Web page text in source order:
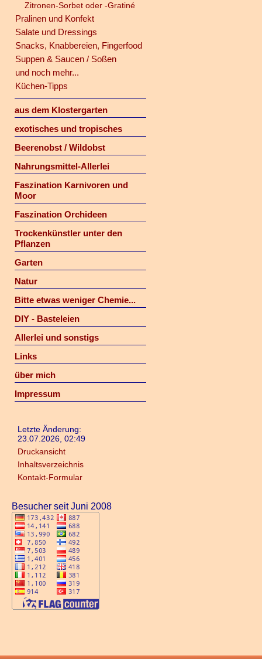
Zitronen-Sorbet oder -Gratiné
Pralinen und Konfekt
Salate und Dressings
Snacks, Knabbereien, Fingerfood
Suppen & Saucen / Soßen
und noch mehr...
Küchen-Tipps
aus dem Klostergarten
exotisches und tropisches
Beerenobst / Wildobst
Nahrungsmittel-Allerlei
Faszination Karnivoren und
Moor
Faszination Orchideen
Trockenkünstler unter den
Pflanzen
Garten
Natur
Bitte etwas weniger Chemie...
DIY - Basteleien
Allerlei und sonstigs
Links
über mich
Impressum
Letzte Änderung:
23.07.2026, 02:49
Druckansicht
Inhaltsverzeichnis
Kontakt-Formular
Besucher seit Juni 2008